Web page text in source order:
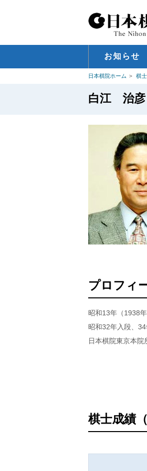
お知らせ
日本棋院ホーム 棋士
白江 治彦
プロフィ
昭和13年（1938
昭和32年入段、
日本棋院東京本院
棋士成績